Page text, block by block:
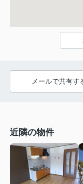
メールで共有す
近隣の物件